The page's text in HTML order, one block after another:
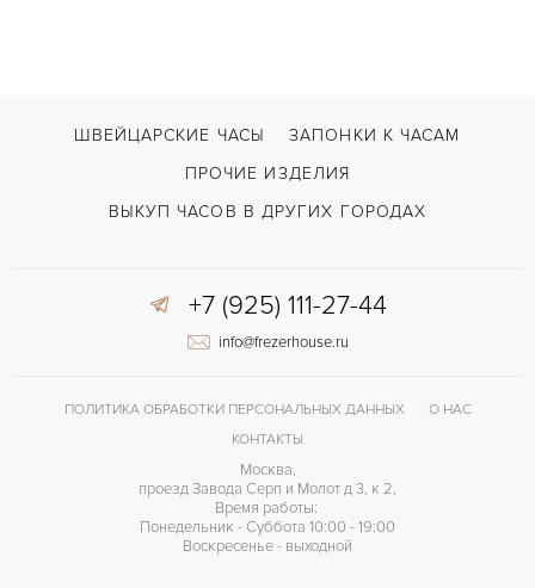
Двойной сложности застежка
КАЛИБР/МЕХАНИЗМ
ШВЕЙЦАРСКИЕ ЧАСЫ
ЗАПОНКИ К ЧАСАМ
ПРОЧИЕ ИЗДЕЛИЯ
ВЫКУП ЧАСОВ В ДРУГИХ ГОРОДАХ
+7 (925) 111-27-44
info@frezerhouse.ru
ПОЛИТИКА ОБРАБОТКИ ПЕРСОНАЛЬНЫХ ДАННЫХ
О НАС
КОНТАКТЫ
Москва,
проезд Завода Серп и Молот д 3, к 2,
Время работы:
Понедельник - Суббота 10:00 - 19:00
Воскресенье - выходной